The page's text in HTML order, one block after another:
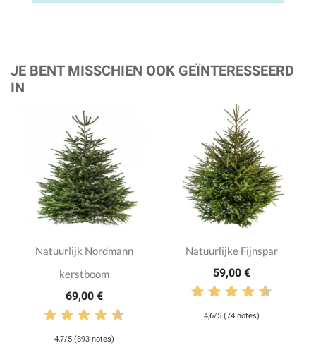
JE BENT MISSCHIEN OOK GEÏNTERESSEERD
IN
Natuurlijk Nordmann
kerstboom
69,00 €
4,7/5 (893 notes)
Natuurlijke Fijnspar
59,00 €
4,6/5 (74 notes)